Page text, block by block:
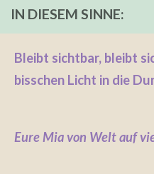
IN DIESEM SINNE:
Bleibt sichtbar, bleibt
bisschen Licht in die
Eure Mia von Welt auf